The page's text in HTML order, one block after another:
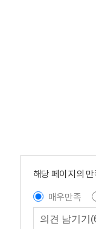
해당 페이지의
매우만족